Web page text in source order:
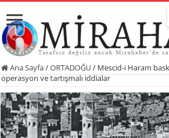
Ana Sayfa/ORTADOĞU/ Mescid-i Haram
operasyon ve tartışmalı iddialar